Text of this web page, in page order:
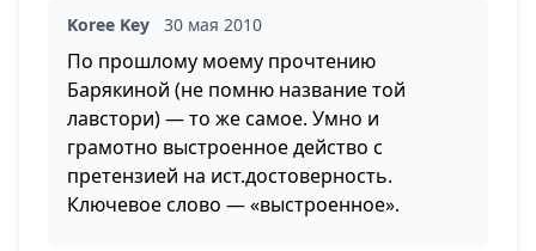
Koree Key 30 мая 2010
По прошлому моему прочтению
Барякиной (не помню название той
лавстори) — то же самое. Умно и
грамотно выстроенное действо с
претензией на ист.достоверность.
Ключевое слово — «выстроенное».